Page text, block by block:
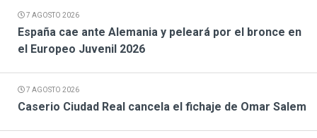
7 AGOSTO 2026
España cae ante Alemania y peleará por el bronce en
el Europeo Juvenil 2026
7 AGOSTO 2026
Caserio Ciudad Real cancela el fichaje de Omar Salem